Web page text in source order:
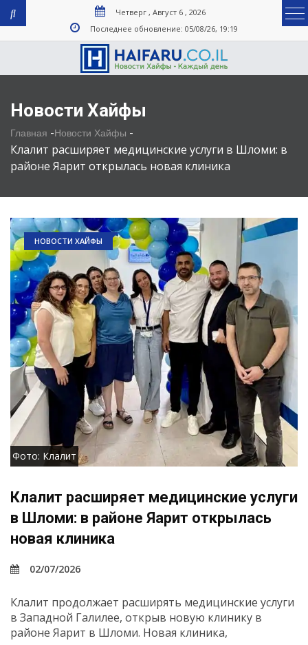
Четверг , Август 6 , 2026
Последнее обновление: 05/08/26, 19:19
Новости Хайфы
Главная -Новости Хайфы -
Клалит расширяет медицинские услуги в Шломи: в
районе Яарит открылась новая клиника
НОВОСТИ ХАЙФЫ
Фото: Клалит
Клалит расширяет медицинские услуги
в Шломи: в районе Яарит открылась
новая клиника
02/07/2026
Клалит продолжает расширять медицинские услуги
в Западной Галилее, открыв новую клинику в
районе Яарит в Шломи. Новая клиника,